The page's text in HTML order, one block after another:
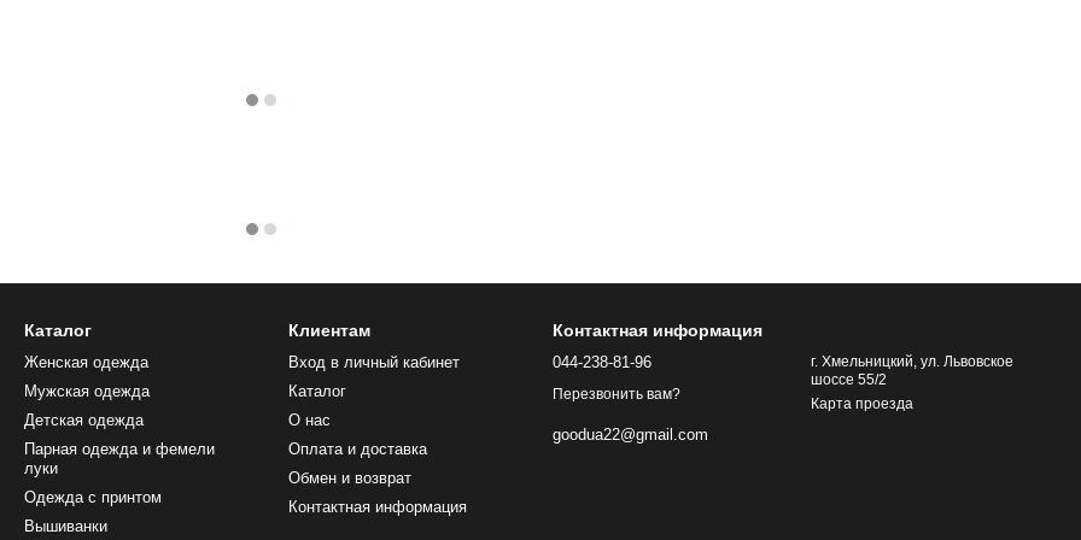
Каталог
Женская одежда
Мужская одежда
Детская одежда
Парная одежда и фемели
луки
Одежда с принтом
Вышиванки
Клиентам
Вход в личный кабинет
Каталог
О нас
Оплата и доставка
Обмен и возврат
Контактная информация
Контактная информация
044-238-81-96
Перезвонить вам?
goodua22@gmail.com
г. Хмельницкий, ул. Львовское
шоссе 55/2
Карта проезда